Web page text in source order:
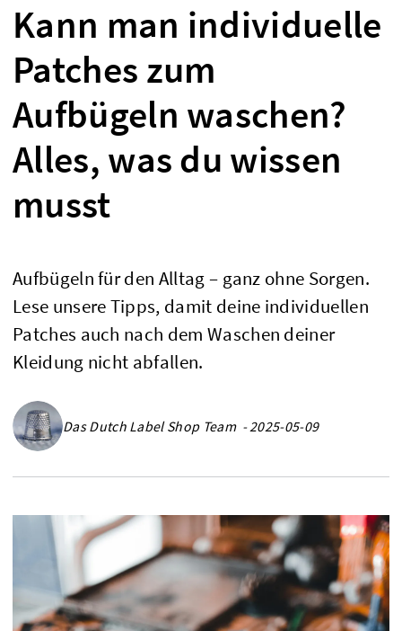
Kann man individuelle
Patches zum
Aufbügeln waschen?
Alles, was du wissen
musst
Aufbügeln für den Alltag – ganz ohne Sorgen.
Lese unsere Tipps, damit deine individuellen
Patches auch nach dem Waschen deiner
Kleidung nicht abfallen.
Das Dutch Label Shop Team - 2025-05-09